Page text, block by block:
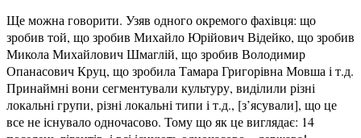
Ще можна говорити. Узяв одного окремого фахівця: що
зробив той, що зробив Михайло Юрійович Відейко, що зробив
Микола Михайлович Шмаглій, що зробив Володимир
Опанасович Круц, що зробила Тамара Григорівна Мовша і т.д.
Принаймні вони сегментували культуру, виділили різні
локальні групи, різні локальні типи і т.д., [з’ясували], що це
все не існувало одночасово. Тому що як це виглядає: 14